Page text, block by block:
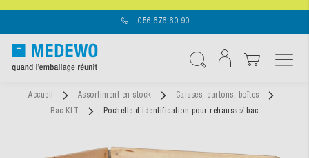
056 676 60 90
Accueil Assortiment en stock
Caisses, cartons, boîtes
Bac KLT
Pochette d’identification pour rehausse/ bac